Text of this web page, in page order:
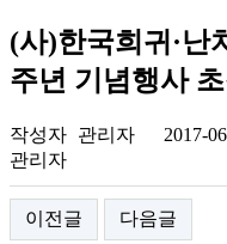
(사)한국희귀·난
주년 기념행사
작성자 관리자 2017-
관리자
이전글 다음글